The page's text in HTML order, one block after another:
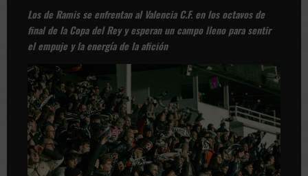
Los de Ramis se enfrentan al Valencia C.F. en los octavos de
final de la Copa del Rey y esperan un campo lleno para sentir
el empuje y la energía de la afición